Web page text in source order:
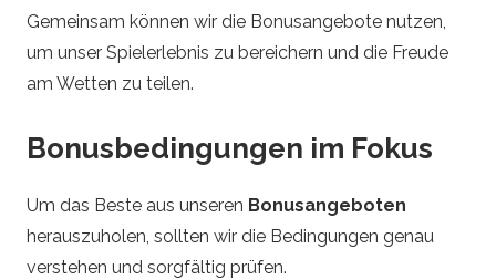
Gemeinsam können wir die Bonusangebote nutzen,
um unser Spielerlebnis zu bereichern und die Freude
am Wetten zu teilen.
Bonusbedingungen im Fokus
Um das Beste aus unseren Bonusangeboten
herauszuholen, sollten wir die Bedingungen genau
verstehen und sorgfältig prüfen.